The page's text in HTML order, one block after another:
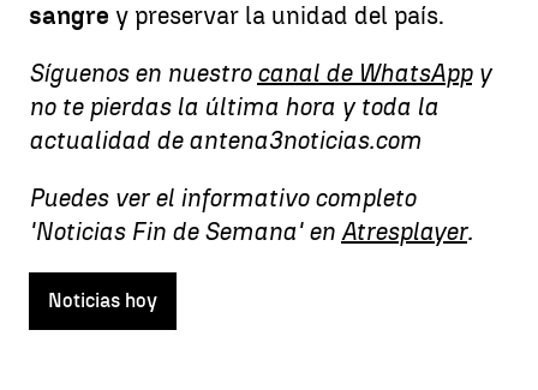
sangre y preservar la unidad del país.
Síguenos en nuestro canal de WhatsAppy
no te pierdas la última hora y toda la
actualidad de antena3noticias.com
Puedes ver el informativo completo
'Noticias Fin de Semana' en Atresplayer.
Noticias hoy